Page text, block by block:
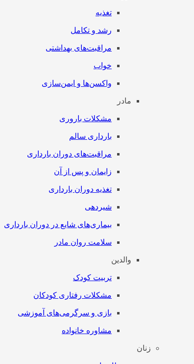
تغذیه
رشد و تکامل
مراقبت‌های بهداشتی
خواب
واکسن‌ها و ایمن‌سازی
مادر
مشکلات باروری
بارداری سالم
مراقبت‌های دوران بارداری
زایمان و پس از آن
تغذیه دوران بارداری
شیردهی
بیماری‌های شایع در دوران بارداری
سلامت روان مادر
والدین
تربیت کودک
مشکلات رفتاری کودکان
بازی و سرگرمی‌های آموزشی
مشاوره خانواده
زنان